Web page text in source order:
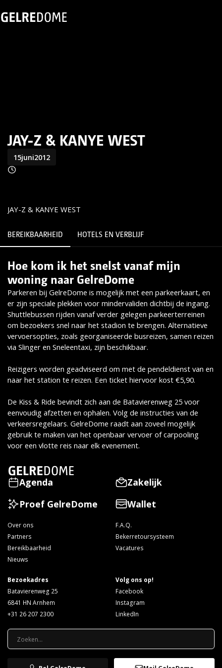
JAY-Z & KANYE WEST
15juni2012
JAY-Z & KANYE WEST
Lees meer
BEREIKBAARHEID HOTELS EN VERBLIJF
Hoe kom ik het snelst vanaf mijn
woning naar GelreDome
Parkeren bij GelreDome is mogelijk met een parkeerkaart, en
er zijn speciale plekken voor mindervaliden dichtbij de ingang.
Shuttlebussen rijden vanaf verder gelegen parkeerterreinen
om bezoekers snel naar het stadion te brengen. Alternatieve
vervoersopties, zoals georganiseerde busreizen, samen reizen
via Slinger en Sneleentaxi, zijn beschikbaar.
Reizigers worden geadviseerd om met de pendeldienst van en
naar het station te reizen. Een ticket hiervoor kost €5,90.
De Kiss & Ride bevindt zich aan de Batavierenweg 25 voor
eenvoudig afzetten en ophalen. Volg de instructies van de
verkeersregelaars. GelreDome raadt aan zoveel mogelijk
gebruik te maken van het openbaar vervoer of carpooling
voor een vlotte reis naar elk evenement.
Agenda
Zakelijk
Proef GelreDome
Wallet
Over ons
Partners
Bereikbaarheid
Nieuws
F.A.Q.
Bekerretoursysteem
Vacatures
Bezoekadres
Batavierenweg 25
6841 HN Arnhem
+31 26 207 2300
Volg ons op!
Facebook
Instagram
LinkedIn